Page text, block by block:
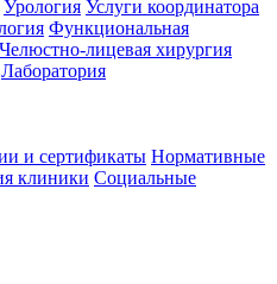
Урология Услуги координатора
Функциональная
Челюстно-лицевая хирургия
Лаборатория
и сертификаты Нормативные
клиники Социальные